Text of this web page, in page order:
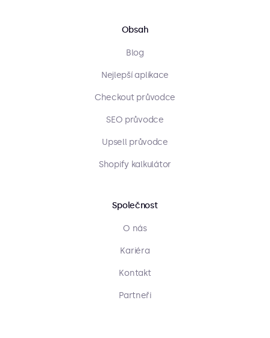
Obsah
Blog
Nejlepší aplikace
Checkout průvodce
SEO průvodce
Upsell průvodce
Shopify kalkulátor
Společnost
O nás
Kariéra
Kontakt
Partneři